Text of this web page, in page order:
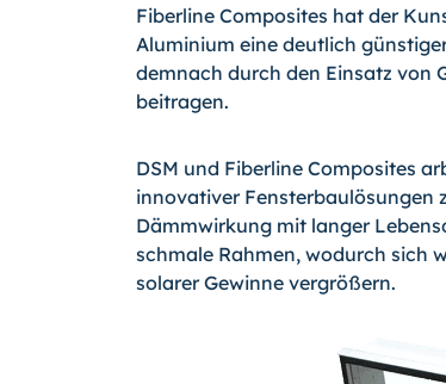
Fiberline Composites hat der
Aluminium eine deutlich
demnach durch den Einsatz von
beitragen.
DSM und Fiberline Composites
innovativer Fensterbaulösungen
Dämmwirkung mit langer
schmale Rahmen, wodurch sich
solarer Gewinne vergrößern.